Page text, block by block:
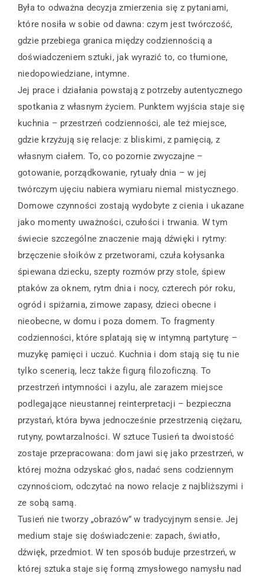
Była to odważna decyzja zmierzenia się z pytaniami,
które nosiła w sobie od dawna: czym jest twórczość,
gdzie przebiega granica między codziennością a
doświadczeniem sztuki, jak wyrazić to, co tłumione,
niedopowiedziane, intymne.
Jej prace i działania powstają z potrzeby autentycznego
spotkania z własnym życiem. Punktem wyjścia staje się
kuchnia – przestrzeń codzienności, ale też miejsce,
gdzie krzyżują się relacje: z bliskimi, z pamięcią, z
własnym ciałem. To, co pozornie zwyczajne –
gotowanie, porządkowanie, rytuały dnia – w jej
twórczym ujęciu nabiera wymiaru niemal mistycznego.
Domowe czynności zostają wydobyte z cienia i ukazane
jako momenty uważności, czułości i trwania. W tym
świecie szczególne znaczenie mają dźwięki i rytmy:
brzęczenie słoików z przetworami, czuła kołysanka
śpiewana dziecku, szepty rozmów przy stole, śpiew
ptaków za oknem, rytm dnia i nocy, czterech pór roku,
ogród i spiżarnia, zimowe zapasy, dzieci obecne i
nieobecne, w domu i poza domem. To fragmenty
codzienności, które splatają się w intymną partyturę –
muzykę pamięci i uczuć. Kuchnia i dom stają się tu nie
tylko scenerią, lecz także figurą filozoficzną. To
przestrzeń intymności i azylu, ale zarazem miejsce
podlegające nieustannej reinterpretacji – bezpieczna
przystań, która bywa jednocześnie przestrzenią ciężaru,
rutyny, powtarzalności. W sztuce Tusień ta dwoistość
zostaje przepracowana: dom jawi się jako przestrzeń, w
której można odzyskać głos, nadać sens codziennym
czynnościom, odczytać na nowo relacje z najbliższymi i
ze sobą samą.
Tusień nie tworzy „obrazów” w tradycyjnym sensie. Jej
medium staje się doświadczenie: zapach, światło,
dźwięk, przedmiot. W ten sposób buduje przestrzeń, w
której sztuka staje się formą zmysłowego namysłu nad